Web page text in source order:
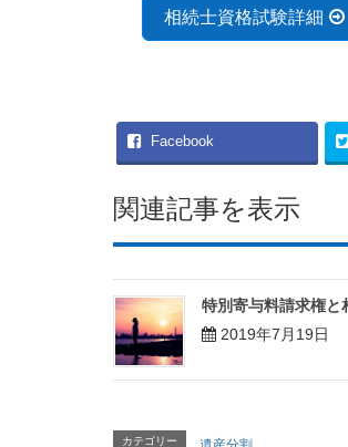
相続士資格試験詳細
Facebook
関連記事を表示
特別寄与料請求権と
2019年7月19日
カテゴリー